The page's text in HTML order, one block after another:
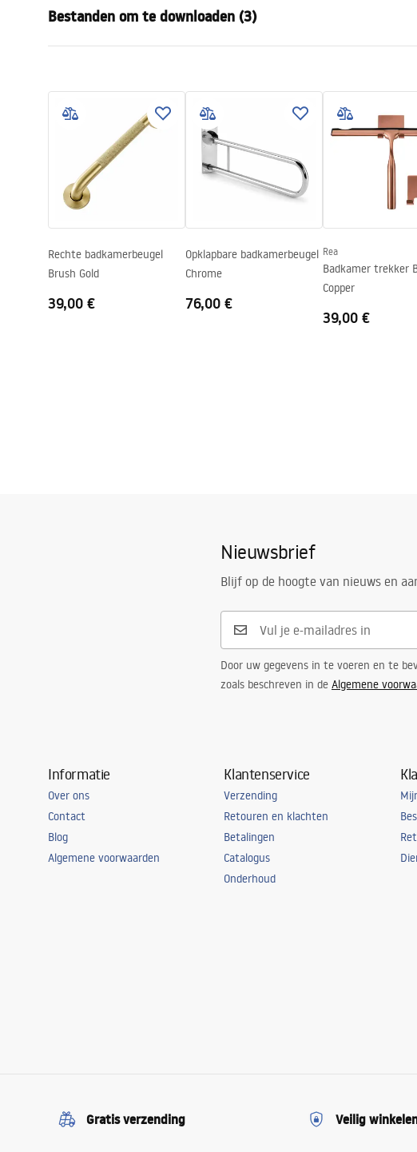
Materiaal
Kraan type
Ééngreeps
Drukregeling
Anti-Calc Systeem
Ja
Coatingtechnologie
PVD
Garantie
5 jaar
Bestanden om te downloaden (3)
Safety_Information_Shower_set.p
Faucets_-_5.pdf
Montage-instructies
shower_set.pdf
Rechte badkamerbeugel
Brush Gold
39,00 €
Opklapbare badkamerbeugel
Chrome
76,00 €
Rea
Badkamer trekker
Copper
39,00 €
Nieuwsbrief
Blijf op de hoogte van nieuws en
Door uw gegevens in te voeren en te
zoals beschreven in de Algemene
Informatie
Over ons
Contact
Blog
Algemene voorwaarden
Klantenservice
Verzending
Retouren en klachten
Betalingen
Catalogus
Onderhoud
Gratis verzending Veilig